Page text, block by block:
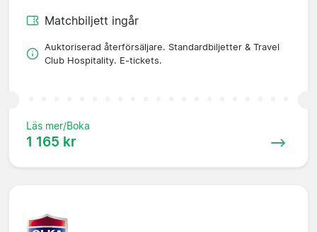
Matchbiljett ingår
Auktoriserad återförsäljare. Standardbiljetter & Travel
Club Hospitality. E-tickets.
Läs mer/Boka
1 165 kr